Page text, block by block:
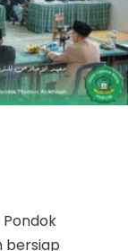
bersiap